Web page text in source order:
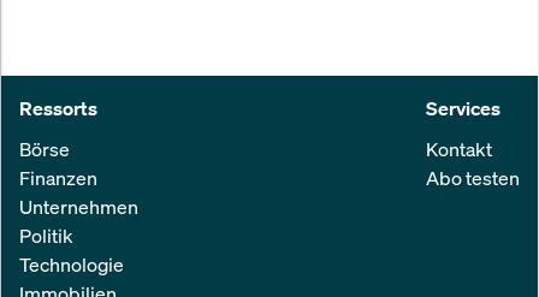
Ressorts
Börse
Finanzen
Unternehmen
Politik
Technologie
Services
Kontakt
Abo testen